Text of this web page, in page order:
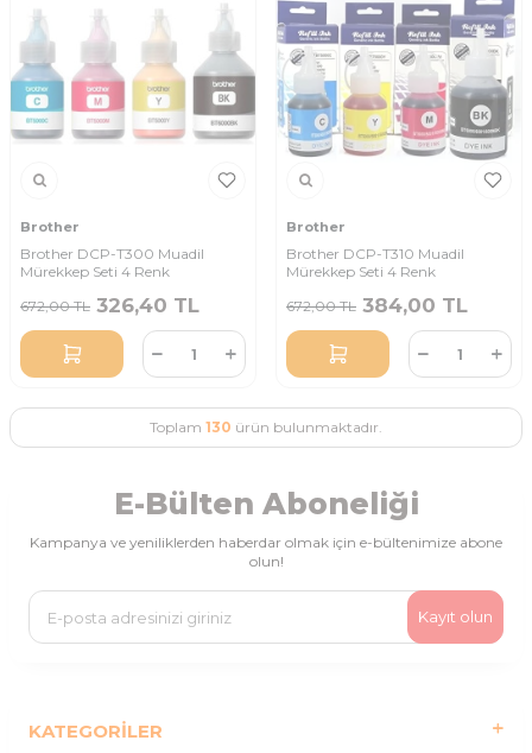
Brother
Brother DCP-T300 Muadil
Mürekkep Seti 4 Renk
672,00TL 326,40 TL
Brother
Brother DCP-T310 Muadil
Mürekkep Seti 4 Renk
672,00TL 384,00 TL
Toplam 130 ürün bulunmaktadır.
E-Bülten Aboneliği
Kampanya ve yeniliklerden haberdar olmak için e-bültenimize abone
olun!
Kayıt olun
KATEGORILER